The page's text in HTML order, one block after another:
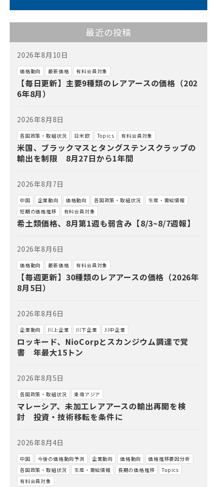
最近の投稿
2026年8月10日
価格動向 最新価格 有料会員対象
【毎日更新】主要9種類のレアアースの価格（202
6年8月）
2026年8月8日
各国政策・取組状況 日米欧 Topics 有料会員対象
米国、ブラックマスとタングステンスクラップの
輸出を制限 8月27日から1年間
2026年8月7日
中国 企業動向 価格動向 各国政策・取組状況
生産・需給情報
短期の価格推移
有料会員対象
希土類価格、8月第1週も弱含み【8/3~8/7週報】
2026年8月6日
価格動向 最新価格 有料会員対象
【毎週更新】30種類のレアアースの価格（2026年
8月5日）
2026年8月6日
企業動向 川上企業 川下企業 川中企業
ロッキード、NioCorpとスカンジウム調達で覚
書 年最大15トン
2026年8月5日
各国政策・取組状況 東南アジア
マレーシア、未加工レアアースの輸出再開を検
討 投資・技術移転を条件に
2026年8月4日
中国 今後の価格動向予測 企業動向 価格動向
価格推移要因分析
各国政策・取組状況
生産・需給情報 長期の価格推移
Topics
有料会員対象